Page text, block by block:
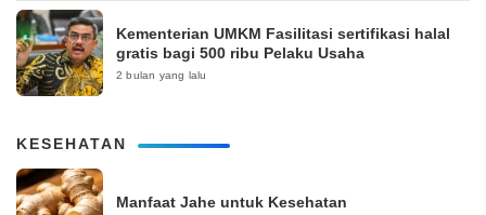
Kementerian UMKM Fasilitasi sertifikasi halal
gratis bagi 500 ribu Pelaku Usaha
2 bulan yang lalu
KESEHATAN
Manfaat Jahe untuk Kesehatan